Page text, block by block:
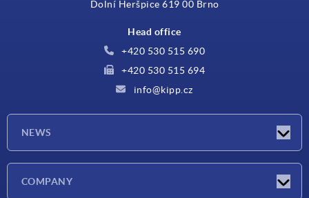
Dolní Heršpice 619 00 Brno
Head office
+420 530 515 690
+420 530 515 694
info@kipp.cz
NEWS
COMPANY